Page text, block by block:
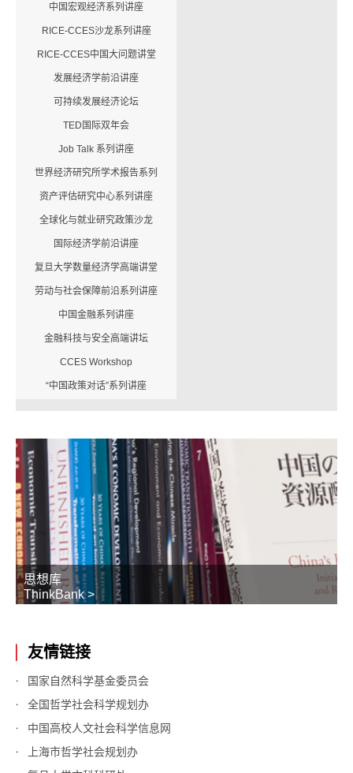
中国宏观经济系列讲座
RICE-CCES沙龙系列讲座
RICE-CCES中国大问题讲堂
发展经济学前沿讲座
可持续发展经济论坛
TED国际双年会
Job Talk 系列讲座
世界经济研究所学术报告系列
资产评估研究中心系列讲座
全球化与就业研究政策沙龙
国际经济学前沿讲座
复旦大学数量经济学高端讲堂
劳动与社会保障前沿系列讲座
中国金融系列讲座
金融科技与安全高端讲坛
CCES Workshop
“中国政策对话”系列讲座
思想库
ThinkBank >
友情链接
国家自然科学基金委员会
全国哲学社会科学规划办
中国高校人文社会科学信息网
上海市哲学社会规划办